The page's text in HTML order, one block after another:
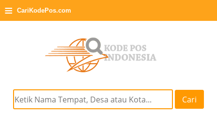
≡ CariKodePos.com
Cari